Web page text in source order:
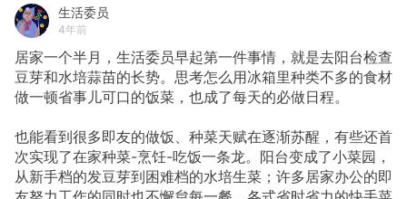
生活委员
4年前
居家一个半月，生活委员早起第一件事情，就是去阳台检查
豆芽和水培蒜苗的长势。思考怎么用冰箱里种类不多的食材
做一顿省事儿可口的饭菜，也成了每天的必做日程。
也能看到很多即友的做饭、种菜天赋在逐渐苏醒，有些还首
次实现了在家种菜-烹饪-吃饭一条龙。阳台变成了小菜园，
从新手档的发豆芽到困难档的水培生菜；许多居家办公的即